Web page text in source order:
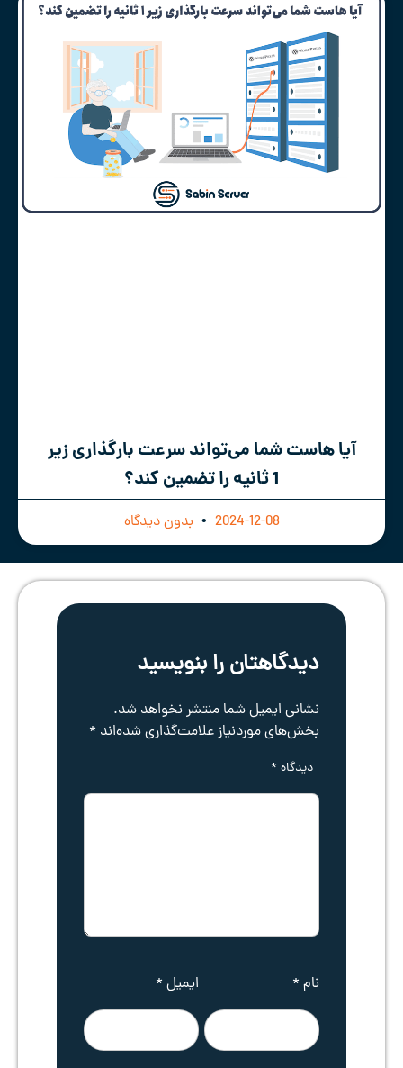
آیا هاست شما می‌تواند سرعت بارگذاری زیر
1 ثانیه را تضمین کند؟
2024-12-08 بدون دیدگاه
دیدگاهتان را بنویسید
نشانی ایمیل شما منتشر نخواهد شد.
بخش‌های موردنیاز علامت‌گذاری شده‌اند *
دیدگاه*
نام * ایمیل *